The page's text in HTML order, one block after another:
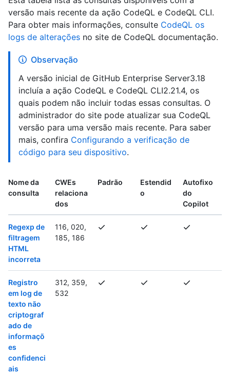
versão mais recente da ação CodeQL e CodeQL CLI.
Para obter mais informações, consulte CodeQL os
logs de alterações no site de CodeQL documentação.
Observação
A versão inicial de GitHub Enterprise Server3.18
incluía a ação CodeQL e CodeQL CLI2.21.4, os
quais podem não incluir todas essas consultas. O
administrador do site pode atualizar sua CodeQL
versão para uma versão mais recente. Para saber
mais, confira Configurando a verificação de
código para seu dispositivo.
Nome da
consulta
CWEs
relaciona
dos
Padrão
Estendid
o
Autofixo
do
Copilot
Regexp de
filtragem
HTML
incorreta
116, 020,
185, 186
Registro
em log de
texto não
criptograf
ado de
informaçõ
es
confidenci
ais
312, 359,
532